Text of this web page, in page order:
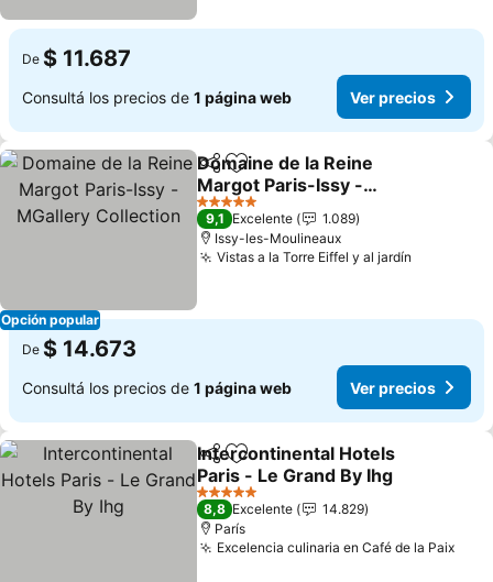
De $ 11.687
Consultá los precios de 1 página web Ver precios
Opción popular
CompartirAñadir a favoritos
Domaine de la Reine
Margot Paris-Issy -
MGallery Collection
Ver precios
5 Estrellas
9,1 Excelente
1.089
Issy-les-Moulineaux
Vistas a la Torre Eiffel y al jardín
De $ 14.673
Consultá los precios de 1 página web Ver precios
CompartirAñadir a favoritos
Intercontinental Hotels
Paris - Le Grand By Ihg
Ver precios
5 Estrellas
8,8 Excelente
14.829
París
Excelencia culinaria en Café de la PaixVer